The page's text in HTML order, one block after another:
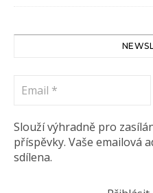
Slouží výhradně pro
příspěvky. Vaše emailová
sdílena.